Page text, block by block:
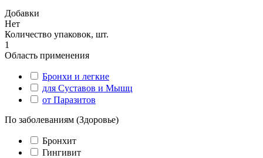
Добавки
Нет
Количество упаковок, шт.
1
Область применения
Бронхи и легкие
для Суставов и Мышц
от Паразитов
По заболеваниям (Здоровье)
Бронхит
Гингивит